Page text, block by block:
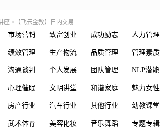
座 >【飞云金教】日内交易
市场营销 致富创业 成功励志 人力管理
绩效管理 生产物流 品质管理 管理素质
沟通谈判 个人发展 团队管理 NLP潜能
心理催眠 文明讲堂 和谐家庭 魅力女性
房产行业 汽车行业 其他行业 幼教课堂
武术体育 美容化妆 音乐舞蹈 专题专辑